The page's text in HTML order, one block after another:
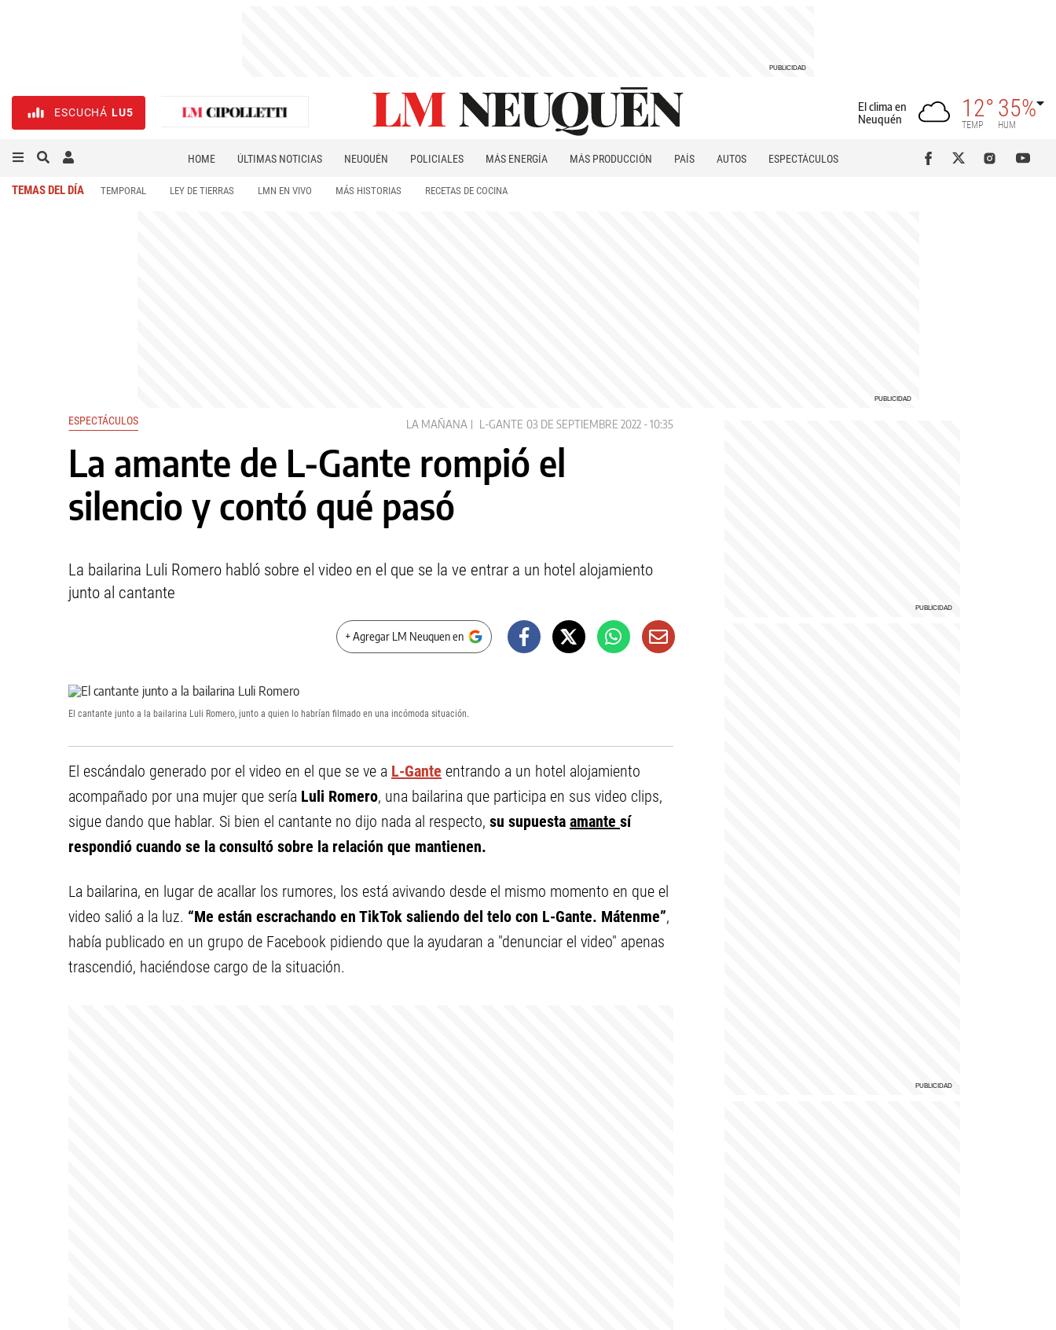
ESCUCHÁ LU5
El clima en
Neuquén
12°
TEMP
35%
HUM
HOME ÚLTIMAS NOTICIAS NEUQUÉN POLICIALES MÁS ENERGÍA MÁS PRODUCCIÓN PAÍS AUTOS
ESPECTÁCULOS
TEMAS DEL DÍA TEMPORAL LEY DE TIERRAS LMN EN VIVO MÁS HISTORIAS RECETAS DE COCINA
ESPECTÁCULOS LA MAÑANA L-GANTE 03 DE SEPTIEMBRE 2022 - 10:35
La amante de L-Gante rompió el
silencio y contó qué pasó
La bailarina Luli Romero habló sobre el video en el que se la ve entrar a un hotel alojamiento
junto al cantante
+ Agregar LM Neuquen en
El cantante junto a la bailarina Luli Romero, junto a quien lo habrían filmado en una incómoda situación.
El escándalo generado por el video en el que se ve a L-Gante entrando a un hotel alojamiento
acompañado por una mujer que sería Luli Romero, una bailarina que participa en sus video clips,
sigue dando que hablar. Si bien el cantante no dijo nada al respecto, su supuesta amante sí
respondió cuando se la consultó sobre la relación que mantienen.
La bailarina, en lugar de acallar los rumores, los está avivando desde el mismo momento en que el
video salió a la luz. “Me están escrachando en TikTok saliendo del telo con L-Gante. Mátenme”,
había publicado en un grupo de Facebook pidiendo que la ayudaran a "denunciar el video" apenas
trascendió, haciéndose cargo de la situación.